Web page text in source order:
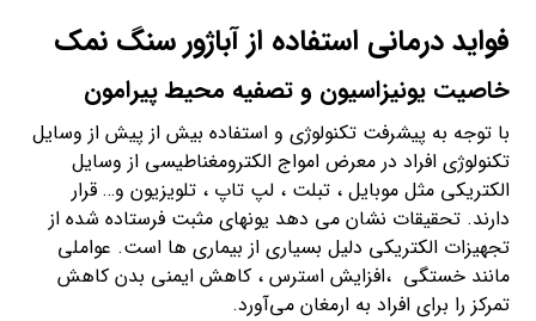
فواید درمانی استفاده ازآباژور سنگ نمک
خاصیت یونیزاسیون و تصفیه محیط پیرامون
با توجه به پیشرفت تکنولوژی و استفاده بیش از پیش از وسایل
تکنولوژی افراد در معرض امواج الکترومغناطیسی از وسایل
الکتریکی مثل موبایل ، تبلت ، لپ تاپ ، تلویزیون و… قرار
دارند. تحقیقات نشان می دهد یونهای مثبت فرستاده شده از
تجهیزات الکتریکی دلیل بسیاری از بیماری ها است. عواملی
مانند خستگی ،افزایش استرس ، کاهش ایمنی بدن کاهش
تمرکز را برای افراد به ارمغان می‌آورد.